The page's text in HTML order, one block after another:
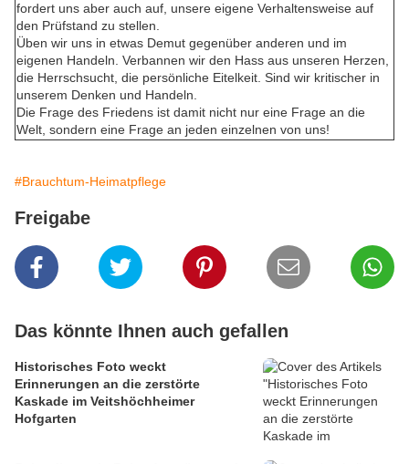
fordert uns aber auch auf, unsere eigene Verhaltensweise auf
den Prüfstand zu stellen.
Üben wir uns in etwas Demut gegenüber anderen und im
eigenen Handeln. Verbannen wir den Hass aus unseren Herzen,
die Herrschsucht, die persönliche Eitelkeit. Sind wir kritischer in
unserem Denken und Handeln.
Die Frage des Friedens ist damit nicht nur eine Frage an die
Welt, sondern eine Frage an jeden einzelnen von uns!
#Brauchtum-Heimatpflege
Freigabe
Das könnte Ihnen auch gefallen
Historisches Foto weckt
Erinnerungen an die zerstörte
Kaskade im Veitshöchheimer
Hofgarten